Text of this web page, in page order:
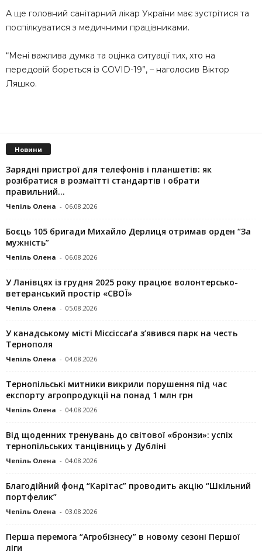
А ще головний санітарний лікар України має зустрітися та
поспілкуватися з медичними працівниками.
“Мені важлива думка та оцінка ситуації тих, хто на
передовій бореться із COVID-19”, – наголосив Віктор
Ляшко.
Новини
Зарядні пристрої для телефонів і планшетів: як
розібратися в розмаїтті стандартів і обрати
правильний...
Чепіль Олена - 06.08.2026
Боєць 105 бригади Михайло Дерлиця отримав орден “За
мужність”
Чепіль Олена - 06.08.2026
У Ланівцях із грудня 2025 року працює волонтерсько-
ветеранський простір «СВОЇ»
Чепіль Олена - 05.08.2026
У канадському місті Міссіссаґа з’явився парк на честь
Тернополя
Чепіль Олена - 04.08.2026
Тернопільські митники викрили порушення під час
експорту агропродукції на понад 1 млн грн
Чепіль Олена - 04.08.2026
Від щоденних тренувань до світової «бронзи»: успіх
тернопільських танцівниць у Дубліні
Чепіль Олена - 04.08.2026
Благодійний фонд “Карітас” проводить акцію “Шкільний
портфелик”
Чепіль Олена - 03.08.2026
Перша перемога “Агробізнесу” в новому сезоні Першої
ліги